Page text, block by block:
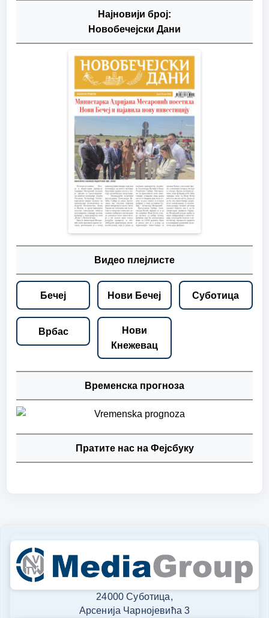
Најновији број:
Новобечејски Дани
Видео плејлисте
Бечеј Нови Бечеј Суботица
Врбас
Нови
Кнежевац
Временска прогноза
Пратите нас на Фејсбуку
24000 Суботица,
Арсенија Чарнојевића 3